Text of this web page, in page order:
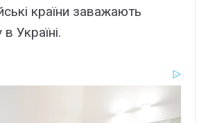
країни заважають
Україні.